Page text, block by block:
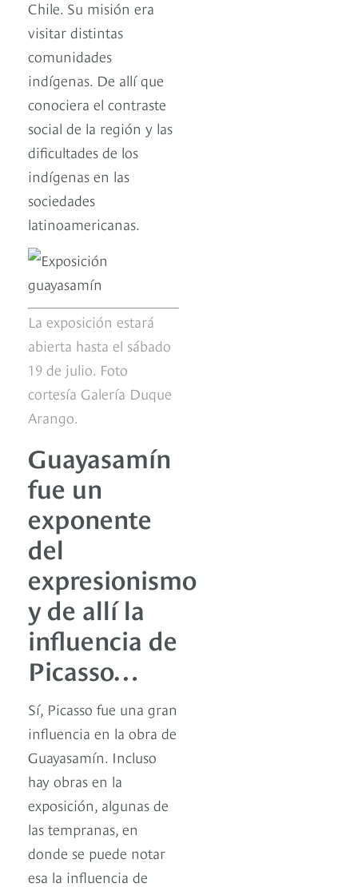
Chile. Su misión era
visitar distintas
comunidades
indígenas. De allí que
conociera el contraste
social de la región y las
dificultades de los
indígenas en las
sociedades
latinoamericanas.
La exposición estará
abierta hasta el sábado
19 de julio. Foto
cortesía Galería Duque
Arango.
Guayasamín
fue un
exponente
del
expresionismo
y de allí la
influencia de
Picasso…
Sí, Picasso fue una gran
influencia en la obra de
Guayasamín. Incluso
hay obras en la
exposición, algunas de
las tempranas, en
donde se puede notar
esa la influencia de